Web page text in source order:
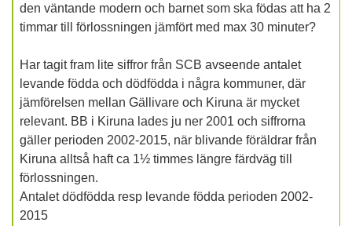
den väntande modern och barnet som ska födas att ha 2
timmar till förlossningen jämfört med max 30 minuter?
Har tagit fram lite siffror från SCB avseende antalet
levande födda och dödfödda i några kommuner, där
jämförelsen mellan Gällivare och Kiruna är mycket
relevant. BB i Kiruna lades ju ner 2001 och siffrorna
gäller perioden 2002-2015, när blivande föräldrar från
Kiruna alltså haft ca 1½ timmes längre färdväg till
förlossningen.
Antalet dödfödda resp levande födda perioden 2002-
2015